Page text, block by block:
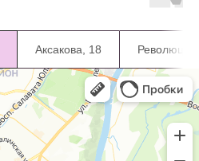
Аксакова, 18